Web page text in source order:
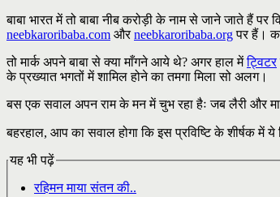
बाबा भारत में तो बाबा नीब करोड़ी के नाम से जाने जाते हैं
neebkaroribaba.com औरneebkaroribaba.orgपर हैं।
तो मार्क अपने बाबा से क्या माँगने आये थे? अगर हाल मेंट्विटर
के प्रख्यात भगतों में शामिल होने का तमगा मिला सो अलग।
बस एक सवाल अपन राम के मन में चुभ रहा हैः जब लैरी और
बहरहाल, आप का सवाल होगा कि इस प्रविष्टि के शीर्षक
यह भी पढ़ें
रहिमन माया संतन की..